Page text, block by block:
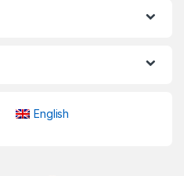
English